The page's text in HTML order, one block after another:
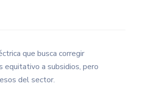
que busca corregir
equitativo a subsidios, pero
del sector.